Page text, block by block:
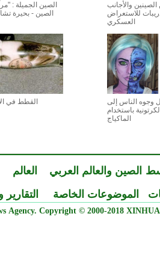
والأجانب
للاستعراض
العسكري
الصين الجميلة :
الصين - بحيرة
وجوه الناس إلى
باستخدام
الماكياج
القطط في
الصين والعالم العربي العالم
الموضوعات الخاصة
Agency. Copyright © 2000-2018